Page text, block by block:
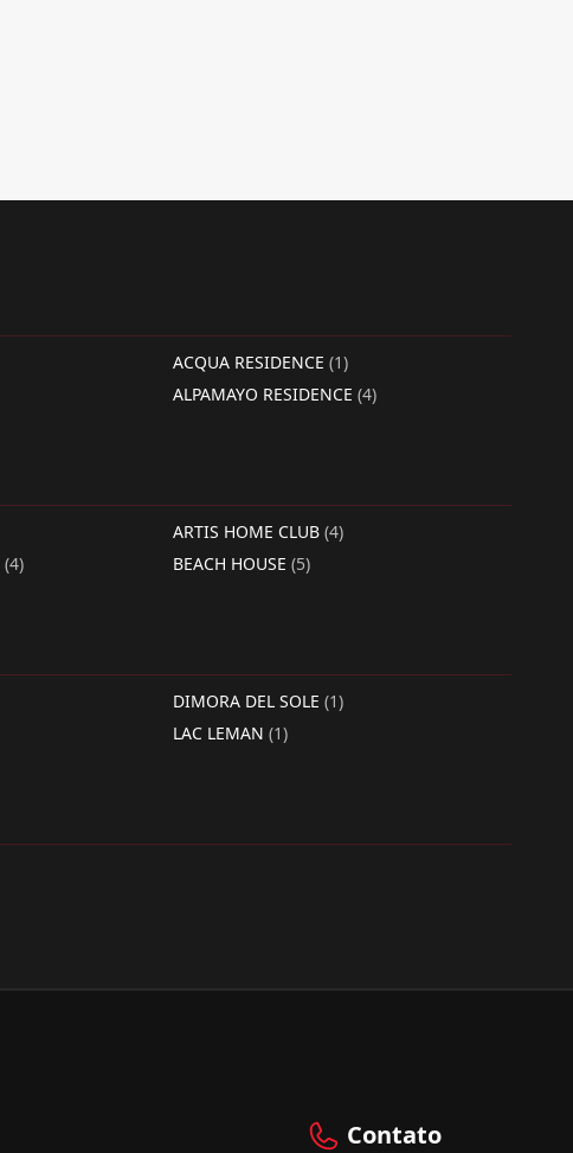
ACQUA RESIDENCE (1)
ALPAMAYO RESIDENCE (4)
ARTIS HOME CLUB (4)
(4) BEACH HOUSE (5)
DIMORA DEL SOLE (1)
LAC LEMAN (1)
Contato